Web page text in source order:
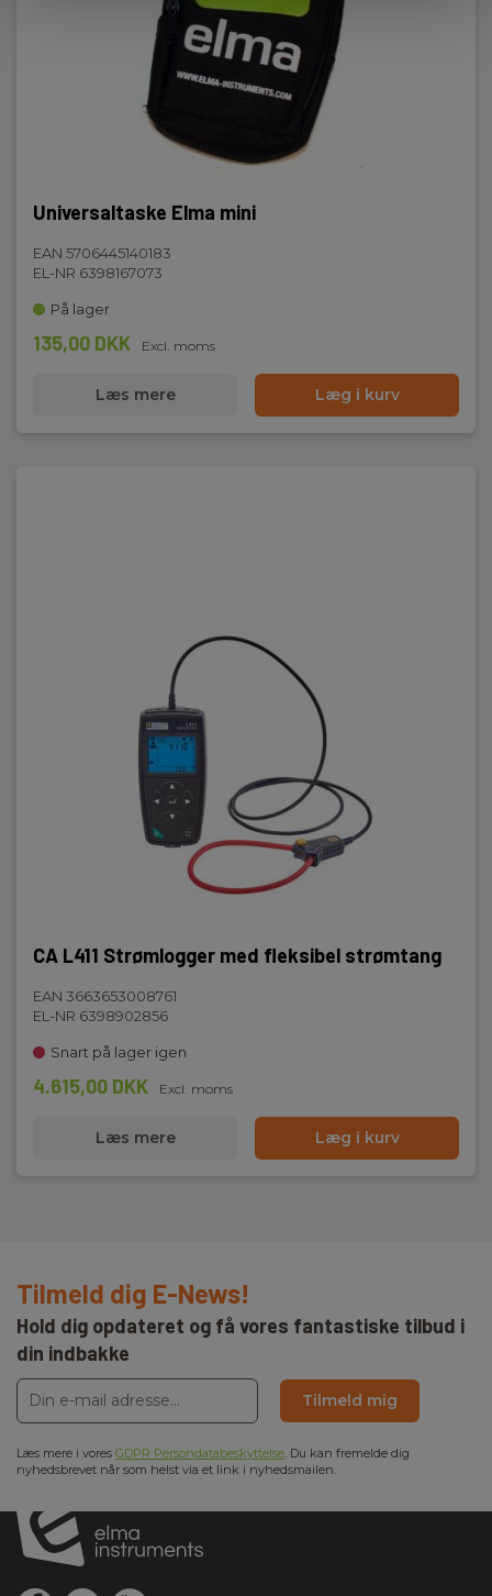
Universaltaske Elma mini
EAN 5706445140183
EL-NR 6398167073
På lager
135,00 DKK Excl. moms
Læs mere Læg i kurv
CA L411 Strømlogger med fleksibel strømtang
EAN 3663653008761
EL-NR 6398902856
Snart på lager igen
4.615,00 DKK Excl. moms
Læs mere Læg i kurv
Tilmeld dig E-News!
Hold dig opdateret og få vores fantastiske tilbud i
din indbakke
Tilmeld mig
Læs mere i vores GDPR Persondatabeskyttelse. Du kan fremelde dig
nyhedsbrevet når som helst via et link i nyhedsmailen.